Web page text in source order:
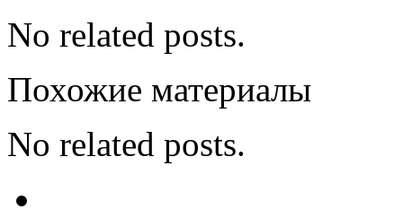
No related posts.
Похожие материалы
No related posts.